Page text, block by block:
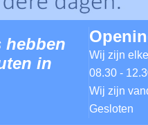
hebben
in
Wij zijn
08.30 -
Wij zijn
Gesloten